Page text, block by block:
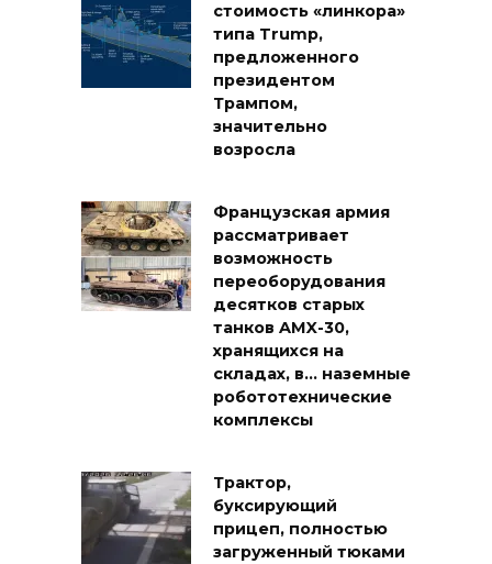
стоимость «линкора»
типа Trump,
предложенного
президентом
Трампом,
значительно
возросла
Французская армия
рассматривает
возможность
переоборудования
десятков старых
танков AMX-30,
хранящихся на
складах, в… наземные
робототехнические
комплексы
Трактор,
буксирующий
прицеп, полностью
загруженный тюками